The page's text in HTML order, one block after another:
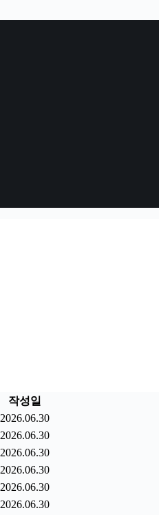
작성일
2026.06.30
2026.06.30
2026.06.30
2026.06.30
2026.06.30
2026.06.30